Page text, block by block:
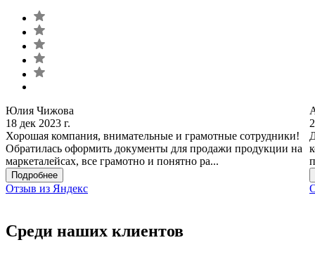
Юлия Чижова
18 дек 2023 г.
Хорошая компания, внимательные и грамотные сотрудники!
Обратилась оформить документы для продажи продукции на
маркеталейсах, все грамотно и понятно ра...
Подробнее
Отзыв из Яндекс
Среди наших клиентов